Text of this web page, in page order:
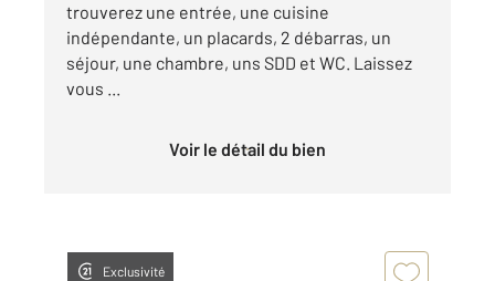
trouverez une entrée, une cuisine
indépendante, un placards, 2 débarras, un
séjour, une chambre, uns SDD et WC. Laissez
vous ...
Voir le détail du bien
Exclusivité